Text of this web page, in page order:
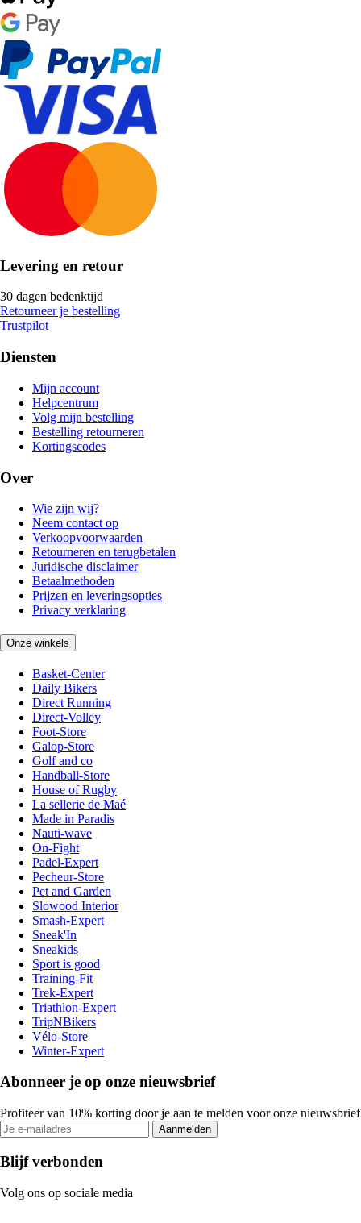
Levering en retour
30 dagen bedenktijd
Retourneer je bestelling
Trustpilot
Diensten
Mijn account
Helpcentrum
Volg mijn bestelling
Bestelling retourneren
Kortingscodes
Over
Wie zijn wij?
Neem contact op
Verkoopvoorwaarden
Retourneren en terugbetalen
Juridische disclaimer
Betaalmethoden
Prijzen en leveringsopties
Privacy verklaring
Onze winkels
Basket-Center
Daily Bikers
Direct Running
Direct-Volley
Foot-Store
Galop-Store
Golf and co
Handball-Store
House of Rugby
La sellerie de Maé
Made in Paradis
Nauti-wave
On-Fight
Padel-Expert
Pecheur-Store
Pet and Garden
Slowood Interior
Smash-Expert
Sneak'In
Sneakids
Sport is good
Training-Fit
Trek-Expert
Triathlon-Expert
TripNBikers
Vélo-Store
Winter-Expert
Abonneer je op onze nieuwsbrief
Profiteer van 10% korting door je aan te melden voor onze nieuwsbrief
Aanmelden
Blijf verbonden
Volg ons op sociale media